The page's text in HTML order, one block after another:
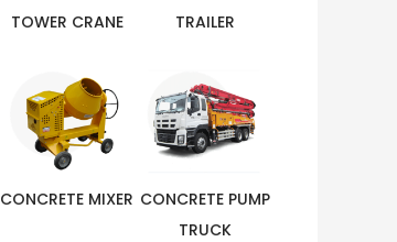
TOWER CRANE
CONCRETE MIXER
TRAILER
CONCRETE PUMP
TRUCK